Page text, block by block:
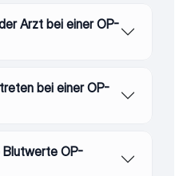
Arzt bei einer OP-
bei einer OP-
Blutwerte OP-